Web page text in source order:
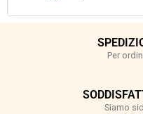
Per
Siamo